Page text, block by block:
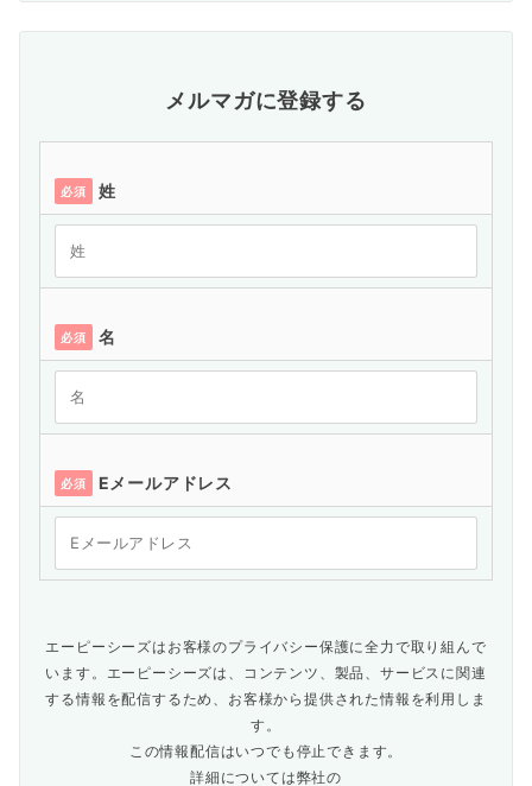
メルマガに登録する
必須 姓
必須 名
必須 Eメールアドレス
エーピーシーズはお客様のプライバシー保護に全力で取り組んで
います。エーピーシーズは、コンテンツ、製品、サービスに関連
する情報を配信するため、お客様から提供された情報を利用しま
す。
この情報配信はいつでも停止できます。
詳細については弊社の